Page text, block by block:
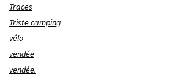
Traces
Triste camping
vélo
vendée
vendée.